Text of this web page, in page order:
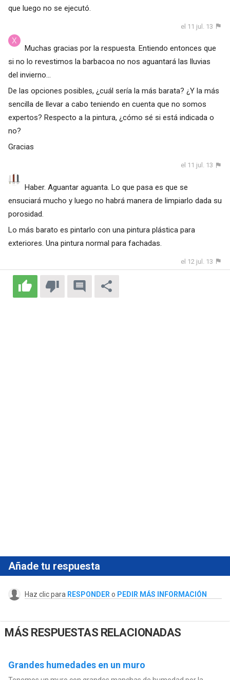
que luego no se ejecutó.
el 11 jul. 13
Muchas gracias por la respuesta. Entiendo entonces que
si no lo revestimos la barbacoa no nos aguantará las lluvias
del invierno...
De las opciones posibles, ¿cuál sería la más barata? ¿Y la más
sencilla de llevar a cabo teniendo en cuenta que no somos
expertos? Respecto a la pintura, ¿cómo sé si está indicada o
no?
Gracias
el 11 jul. 13
Haber. Aguantar aguanta. Lo que pasa es que se
ensuciará mucho y luego no habrá manera de limpiarlo dada su
porosidad.
Lo más barato es pintarlo con una pintura plástica para
exteriores. Una pintura normal para fachadas.
el 12 jul. 13
Añade tu respuesta
Haz clic para RESPONDER o PEDIR MÁS INFORMACIÓN
MÁS RESPUESTAS RELACIONADAS
Grandes humedades en un muro